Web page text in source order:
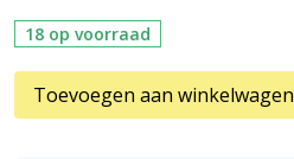
18 op voorraad
Toevoegen aan winkelwagen